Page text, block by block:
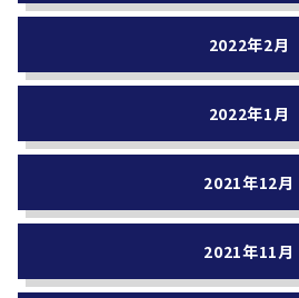
2022年2月
2022年1月
2021年12月
2021年11月